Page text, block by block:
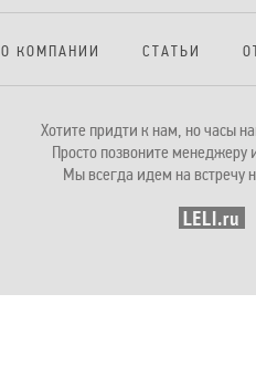
О КОМПАНИИ СТАТЬИ
Хотите придти к нам, но часы
Просто позвоните менеджеру
Мы всегда идем на встречу